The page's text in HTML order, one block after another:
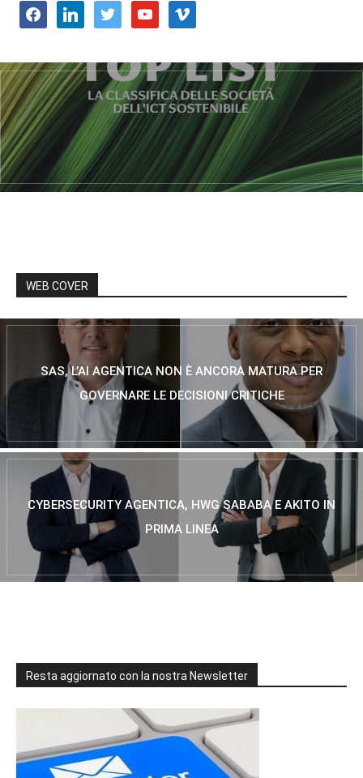
facebooklinkedin twitter youtube vimeo
WEB COVER
SAS, L’AI AGENTICA NON È ANCORA MATURA PER
GOVERNARE LE DECISIONI CRITICHE
CYBERSECURITY AGENTICA, HWG SABABA E AKITO IN
PRIMA LINEA
Resta aggiornato con la nostra Newsletter